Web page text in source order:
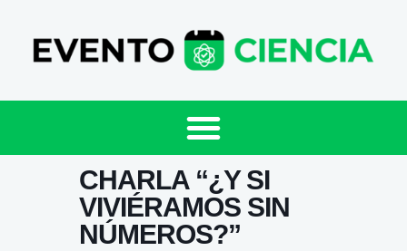
CHARLA “¿Y SI
VIVIÉRAMOS SIN
NÚMEROS?”